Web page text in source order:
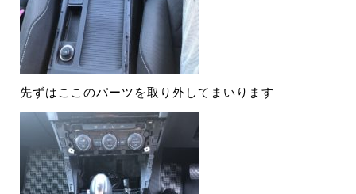
先ずはここのパーツを取り外してまいります